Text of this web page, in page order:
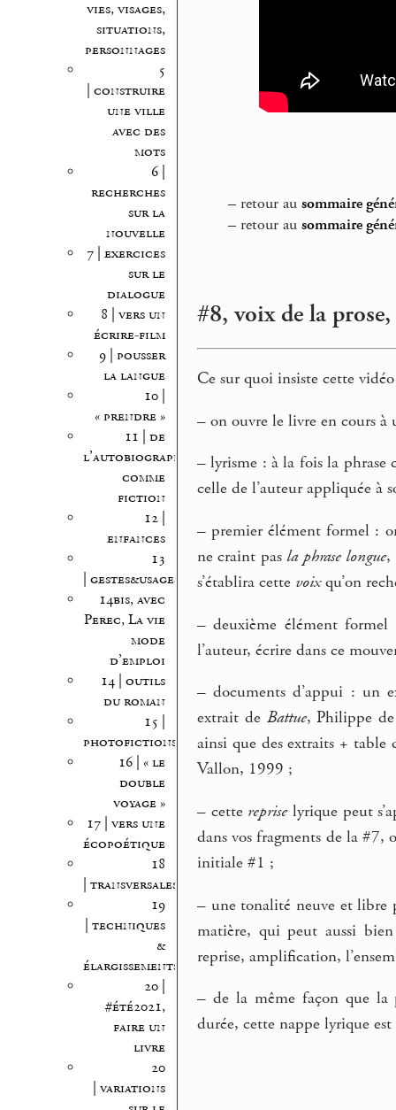
vies, visages,
situations,
personnages
5
| construire
une ville
avec des
mots
6 |
recherches
sur la
nouvelle
7 | exercices
sur le
dialogue
8 | vers un
écrire-film
9 | pousser
la langue
10 |
« prendre »
11 | de
l’autobiographie
comme
fiction
12 |
enfances
13
| gestes&usages
14bis, avec
Perec, La vie
mode
d’emploi
14 | outils
du roman
15 |
photofictions
16 | « le
double
voyage »
17 | vers une
écopoétique
18
| transversales
19
| techniques
&
élargissements
20 |
#été2021,
faire un
livre
20
| variations
– retour au sommaire
– retour au sommaire
#8, voix de la
Ce sur quoi insiste cette
– on ouvre le livre en cours à
– lyrisme : à la fois la phrase
celle de l’auteur appliquée à
– premier élément formel :
ne craint pas la phrase longue,
s’établira cette voixqu’on
– deuxième élément
l’auteur, écrire dans ce
– documents d’appui : un
extrait de Battue, Philippe
ainsi que des extraits + table
Vallon, 1999 ;
– cette reprise lyrique peut
dans vos fragments de la #7,
initiale #1 ;
– une tonalité neuve et libre
matière, qui peut aussi
reprise, amplification,
– de la même façon que la
durée, cette nappe lyrique est